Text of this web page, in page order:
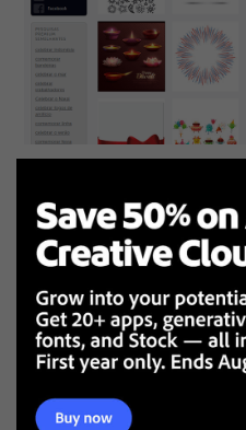
7. Deviantart
Sem
Sem atribuição
Fontes e modelos
Ilustrações de vetores
Pesquisa inconveniente